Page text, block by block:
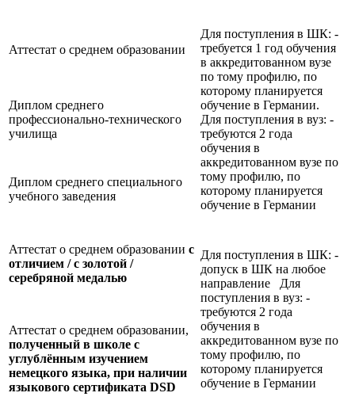
Аттестат о среднем образовании
Для поступления в ШК: -
требуется 1 год обучения
в аккредитованном вузе
по тому профилю, по
которому планируется
обучение в Германии.
Для поступления в вуз: -
требуются 2 года
обучения в
аккредитованном вузе по
тому профилю, по
которому планируется
обучение в Германии
Диплом среднего
профессионально-технического
училища
Диплом среднего специального
учебного заведения
Аттестат о среднем образовании с
отличием / с золотой /
серебряной медалью
Для поступления в ШК: -
допуск в ШК на любое
направление Для
поступления в вуз: -
требуются 2 года
обучения в
аккредитованном вузе по
тому профилю, по
которому планируется
обучение в Германии
Аттестат о среднем образовании,
полученный в школе с
углублённым изучением
немецкого языка, при наличии
языкового сертификата DSD